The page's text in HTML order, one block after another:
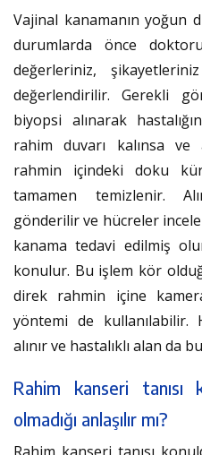
Vajinal kanamanın yoğun
durumlarda önce
değerleriniz,
değerlendirilir. Gerekli
biyopsi alınarak
rahim duvarı kalınsa ve
rahmin içindeki doku
tamamen temizlenir.
gönderilir ve hücreler
kanama tedavi edilmiş
konulur. Bu işlem kör
direk rahmin içine
yöntemi de kullanılabilir.
alınır ve hastalıklı alan da
Rahim kanseri tanısı
olmadığı anlaşılır mı?